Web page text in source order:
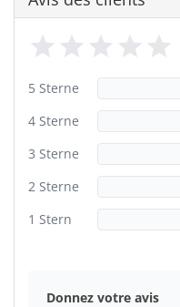
5 Sterne
4 Sterne
3 Sterne
2 Sterne
1 Stern
Donnez votre avis